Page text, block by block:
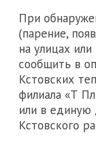
При
(парение,
на улицах
сообщить в
Кстовских
филиала «Т
или в единую
Кстовского